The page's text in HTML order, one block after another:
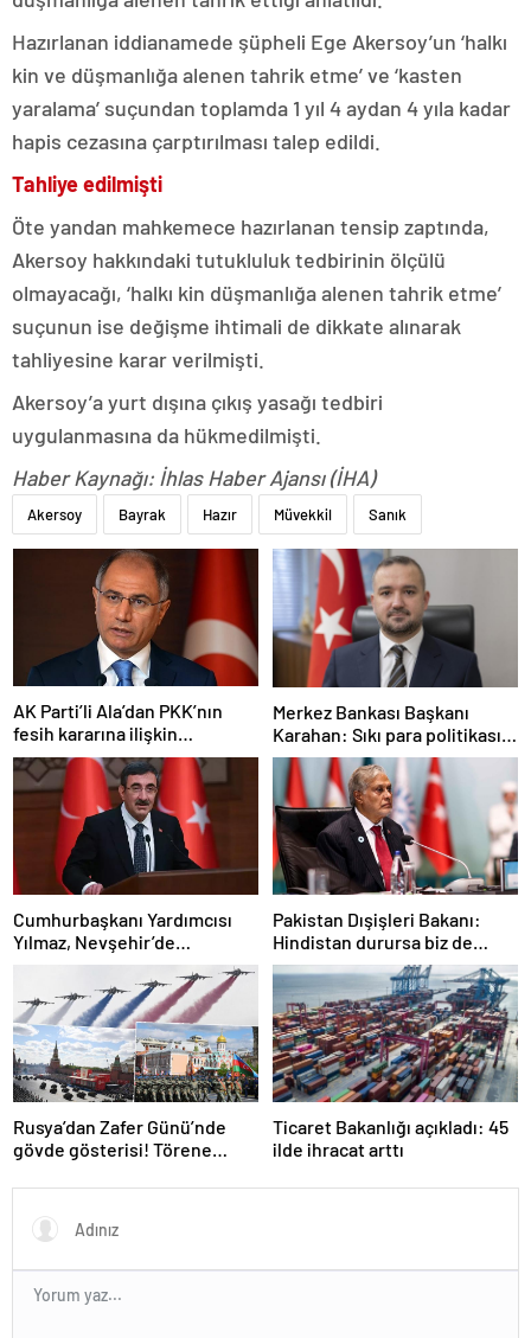
Hazırlanan iddianamede şüpheli Ege Akersoy’un ‘halkı
kin ve düşmanlığa alenen tahrik etme’ ve ‘kasten
yaralama’ suçundan toplamda 1 yıl 4 aydan 4 yıla kadar
hapis cezasına çarptırılması talep edildi.
Tahliye edilmişti
Öte yandan mahkemece hazırlanan tensip zaptında,
Akersoy hakkındaki tutukluluk tedbirinin ölçülü
olmayacağı, ‘halkı kin düşmanlığa alenen tahrik etme’
suçunun ise değişme ihtimali de dikkate alınarak
tahliyesine karar verilmişti.
Akersoy’a yurt dışına çıkış yasağı tedbiri
uygulanmasına da hükmedilmişti.
Haber Kaynağı: İhlas Haber Ajansı (İHA)
Akersoy Bayrak Hazır Müvekkil Sanık
AK Parti’li Ala’dan PKK’nın
fesih kararına ilişkin
açıklama: Pazarlık söz konusu
değildir
Merkez Bankası Başkanı
Karahan: Sıkı para politikası
duruşumuz sürecek
Cumhurbaşkanı Yardımcısı
Yılmaz, Nevşehir’de
temaslarda bulundu! ‘Hiç
kimsenin tereddütü olmasın’
Pakistan Dışişleri Bakanı:
Hindistan durursa biz de
duracağız
Rusya’dan Zafer Günü’nde
gövde gösterisi! Törene
Ticaret Bakanlığı açıkladı: 45
ilde ihracat arttı